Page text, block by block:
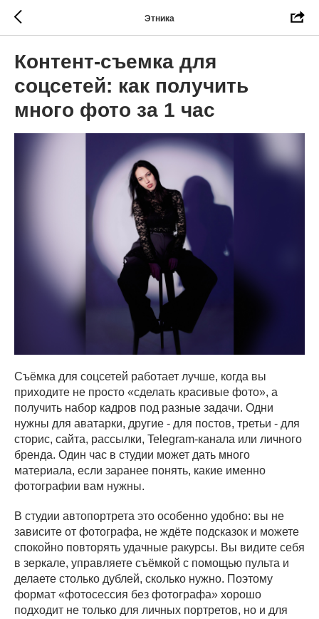
Этника
Контент-съемка для
соцсетей: как получить
много фото за 1 час
Съёмка для соцсетей работает лучше, когда вы
приходите не просто «сделать красивые фото», а
получить набор кадров под разные задачи. Одни
нужны для аватарки, другие - для постов, третьи - для
сторис, сайта, рассылки, Telegram-канала или личного
бренда. Один час в студии может дать много
материала, если заранее понять, какие именно
фотографии вам нужны.
В студии автопортрета это особенно удобно: вы не
зависите от фотографа, не ждёте подсказок и можете
спокойно повторять удачные ракурсы. Вы видите себя
в зеркале, управляете съёмкой с помощью пульта и
делаете столько дублей, сколько нужно. Поэтому
формат «фотосессия без фотографа» хорошо
подходит не только для личных портретов, но и для